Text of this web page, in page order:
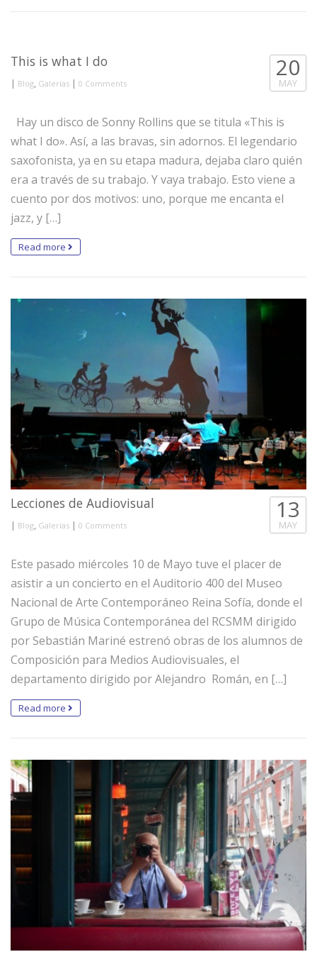
This is what I do
| Blog, Galerías | 0 Comments
20
MAY
Hay un disco de Sonny Rollins que se titula «This is
what I do». Así, a las bravas, sin adornos. El legendario
saxofonista, ya en su etapa madura, dejaba claro quién
era a través de su trabajo. Y vaya trabajo. Esto viene a
cuento por dos motivos: uno, porque me encanta el
jazz, y […]
Read more
Lecciones de Audiovisual
| Blog, Galerías | 0 Comments
13
MAY
Este pasado miércoles 10 de Mayo tuve el placer de
asistir a un concierto en el Auditorio 400 del Museo
Nacional de Arte Contemporáneo Reina Sofía, donde el
Grupo de Música Contemporánea del RCSMM dirigido
por Sebastián Mariné estrenó obras de los alumnos de
Composición para Medios Audiovisuales, el
departamento dirigido por Alejandro Román, en […]
Read more